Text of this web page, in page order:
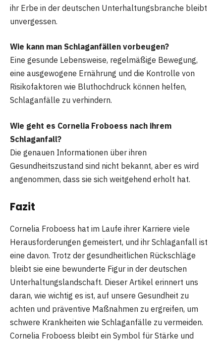
ihr Erbe in der deutschen Unterhaltungsbranche bleibt
unvergessen.
Wie kann man Schlaganfällen vorbeugen?
Eine gesunde Lebensweise, regelmäßige Bewegung,
eine ausgewogene Ernährung und die Kontrolle von
Risikofaktoren wie Bluthochdruck können helfen,
Schlaganfälle zu verhindern.
Wie geht es Cornelia Froboess nach ihrem
Schlaganfall?
Die genauen Informationen über ihren
Gesundheitszustand sind nicht bekannt, aber es wird
angenommen, dass sie sich weitgehend erholt hat.
Fazit
Cornelia Froboess hat im Laufe ihrer Karriere viele
Herausforderungen gemeistert, und ihr Schlaganfall ist
eine davon. Trotz der gesundheitlichen Rückschläge
bleibt sie eine bewunderte Figur in der deutschen
Unterhaltungslandschaft. Dieser Artikel erinnert uns
daran, wie wichtig es ist, auf unsere Gesundheit zu
achten und präventive Maßnahmen zu ergreifen, um
schwere Krankheiten wie Schlaganfälle zu vermeiden.
Cornelia Froboess bleibt ein Symbol für Stärke und